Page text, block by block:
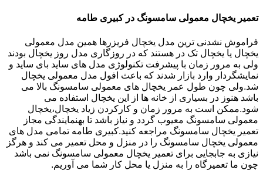
تعمیر یخچال معمولی سامسونگ در کبیری طامه
فراموش نشدنی ترین مدل یخچال فریزرها همین مدل معمولی
یخچال یا یخچال تک در هستند که در روزگاری مدل روز یخچال بودند
ولی به مرور زمان با پیشرفت تکنولوژی مدل های ساید بای ساید و
نمایشگردار وارد بازار شدند که باعث افول مدل معمولی یخچال
شد.ولی چون طول عمر یخچال های معمولی سامسونگ بالا می
باشد هنوز در بسیاری از خانه ها از این یخچال استفاده می
شود.ممکن است به مرور زمان و کارکردن زیاد یخچال،یخچال
معمولی سامسونگ معیوب گردد و نیاز باشد تا بهنمایندگی مجاز
تعمیر یخچال سامسونگ مراجعه کنید.کبیری طامه تمامی مدل های
معمولی یخچال سامسونگ را در منزل و محل تعمیر می کند و هرگز
نیازی به جابجایی برای تعمیر یخچال معمولی سامسونگ نمی باشد
چون ما تعمیرگاه را به منزل یا محل کار شما می آوریم.